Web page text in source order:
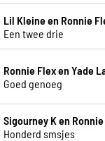
Lil Kleine en Ronnie
Een twee drie
Ronnie Flex en Yade
Goed genoeg
Sigourney K en
Honderd smsjes